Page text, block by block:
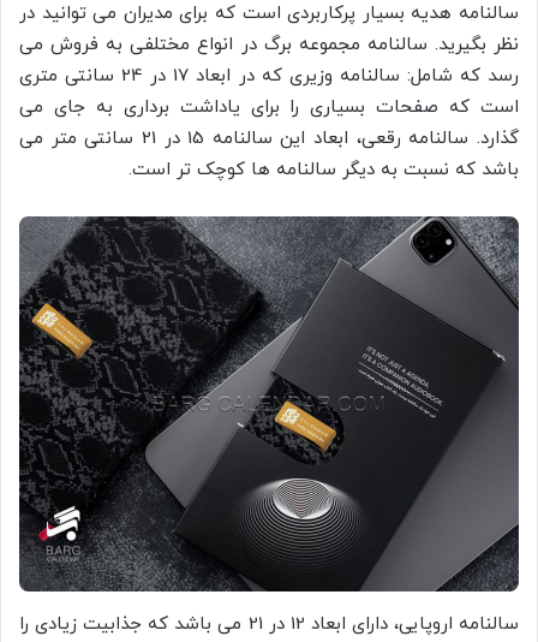
سالنامه هدیه بسیار پرکاربردی است که برای مدیران می توانید در
نظر بگیرید. سالنامه مجموعه برگ در انواع مختلفی به فروش می
رسد که شامل: سالنامه وزیری که در ابعاد 17 در 24 سانتی متری
است که صفحات بسیاری را برای یاداشت برداری به جای می
گذارد. سالنامه رقعی، ابعاد این سالنامه 15 در 21 سانتی متر می
باشد که نسبت به دیگر سالنامه ها کوچک تر است.
سالنامه اروپایی، دارای ابعاد 12 در 21 می باشد که جذابیت زیادی را